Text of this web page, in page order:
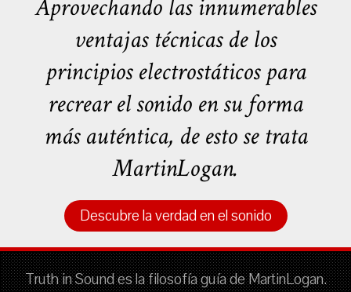
Aprovechando las innumerables
ventajas técnicas de los
principios electrostáticos para
recrear el sonido en su forma
más auténtica, de esto se trata
MartinLogan.
Descubre la verdad en el sonido
Truth in Sound es la filosofía guía de MartinLogan.